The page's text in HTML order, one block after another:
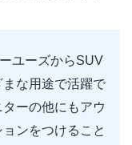
ユーズからSUV
な用途で活躍で
ーの他にもアウ
ンをつけること